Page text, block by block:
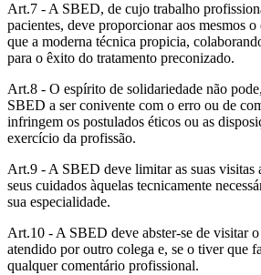
Art.7 - A SBED, de cujo trabalho
pacientes, deve proporcionar aos mesmos
que a moderna técnica propicia,
para o êxito do tratamento preconizado.
Art.8 - O espírito de solidariedade não
SBED a ser conivente com o erro ou de
infringem os postulados éticos ou as
exercício da profissão.
Art.9 - A SBED deve limitar as suas visitas
seus cuidados àquelas tecnicamente
sua especialidade.
Art.10 - A SBED deve abster-se de visitar
atendido por outro colega e, se o tiver que
qualquer comentário profissional.